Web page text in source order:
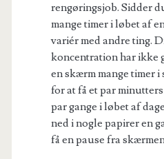
rengøringsjob. Sidder
mange timer i løbet af
variér med andre ting.
koncentration har ikke
en skærm mange timer i
for at få et par
par gange i løbet af
ned i nogle papirer en
få en pause fra